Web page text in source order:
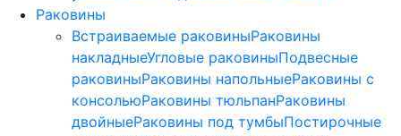
Раковины
Встраиваемые раковиныРаковины
накладныеУгловые раковиныПодвесные
раковиныРаковины напольныеРаковины с
консольюРаковины тюльпанРаковины
двойныеРаковины под тумбыПостирочные